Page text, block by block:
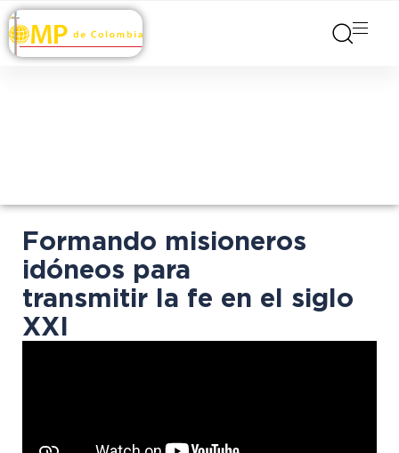
Formando misioneros
idóneos para
transmitir la fe en el siglo
XXI